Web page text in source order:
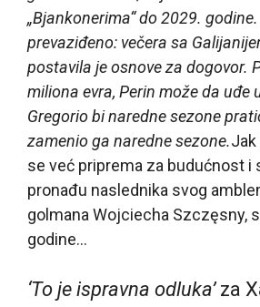
„Bjankonerima“ do 2029.
prevaziđeno: večera sa
postavila je osnove za dogovor.
miliona evra, Perin može da uđe
Gregorio bi naredne sezone
zamenio ga naredne sezone.
se već priprema za budućnost i
pronađu naslednika svog
golmana Wojciecha Szczęsny,
godine…
‘To je ispravna odluka’za